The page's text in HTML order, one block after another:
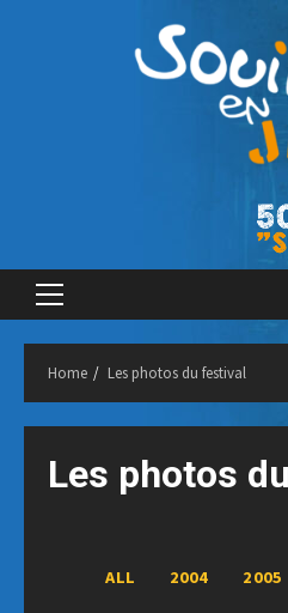
Primary
Home Les photos du festival
Les photos
ALL 2004 2005